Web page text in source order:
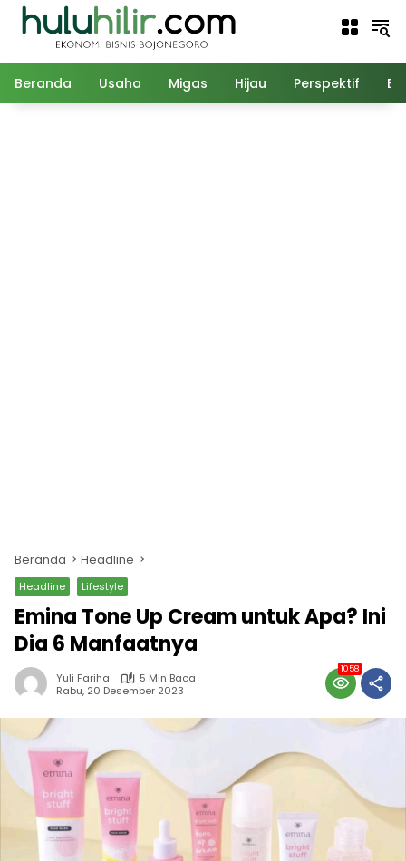
Langsung
Beranda Usaha Migas Hijau Perspektif
Beranda Headline
Headline Lifestyle
Emina Tone Up Cream untuk Apa? Ini
Dia 6 Manfaatnya
Yuli Fariha
5 Min Baca
Rabu, 20 Desember 2023
1058